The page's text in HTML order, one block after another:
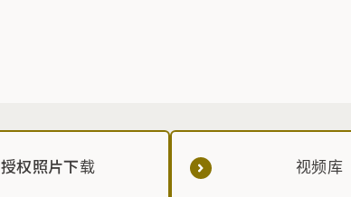
授权照片下载 视频库